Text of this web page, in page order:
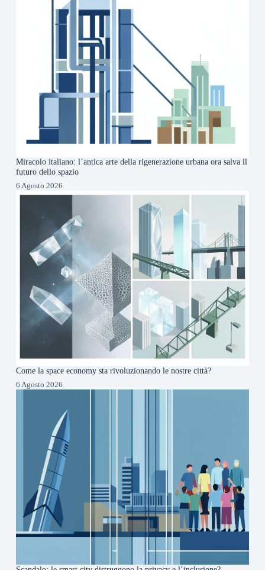
Miracolo italiano: l’antica arte della rigenerazione urbana ora salva il
futuro dello spazio
6 Agosto 2026
Come la space economy sta rivoluzionando le nostre città?
6 Agosto 2026